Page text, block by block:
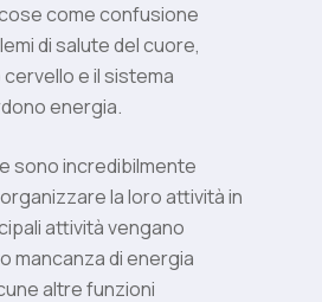
come confusione
di salute del cuore,
e il sistema
energia.
sono incredibilmente
la loro attività in
attività vengano
mancanza di energia
altre funzioni